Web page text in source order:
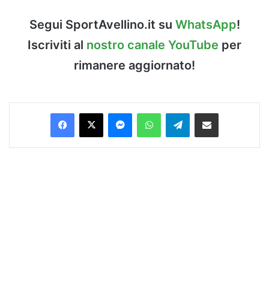
Segui SportAvellino.it su WhatsApp!
Iscriviti al nostro canale YouTube per
rimanere aggiornato!
Facebook
X MessengerWhatsAppTelegramCondividi via Email